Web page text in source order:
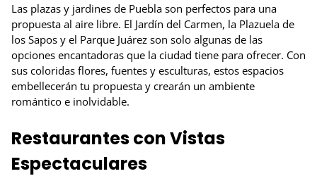
Las plazas y jardines de Puebla son perfectos para una
propuesta al aire libre. El Jardín del Carmen, la Plazuela de
los Sapos y el Parque Juárez son solo algunas de las
opciones encantadoras que la ciudad tiene para ofrecer. Con
sus coloridas flores, fuentes y esculturas, estos espacios
embellecerán tu propuesta y crearán un ambiente
romántico e inolvidable.
Restaurantes con Vistas
Espectaculares